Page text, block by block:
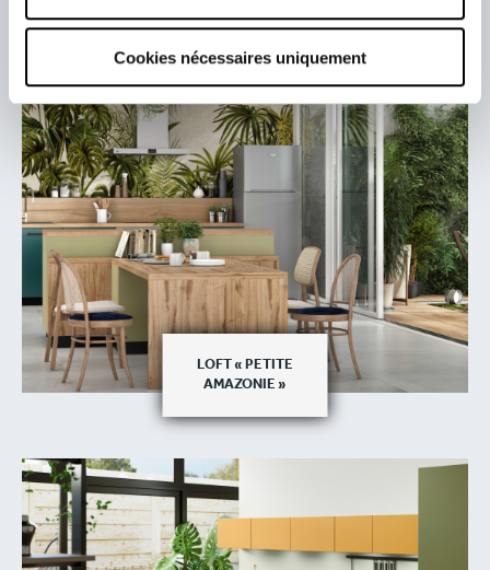
Cookies nécessaires uniquement
LOFT « PETITE
AMAZONIE »